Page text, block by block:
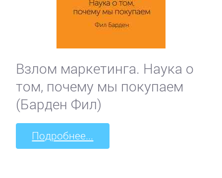
Взлом маркетинга. Наука о
том, почему мы покупаем
(Барден Фил)
Подробнее...